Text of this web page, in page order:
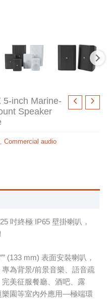
5-inch Marine-
Speaker
,Commercial audio
吋終極 IP65 壁掛喇叭，
(133 mm) 表面安裝喇叭，
為背景/前景音樂、語音疏
美征服餐廳、酒吧、露
樂園等室內外應用—極端環